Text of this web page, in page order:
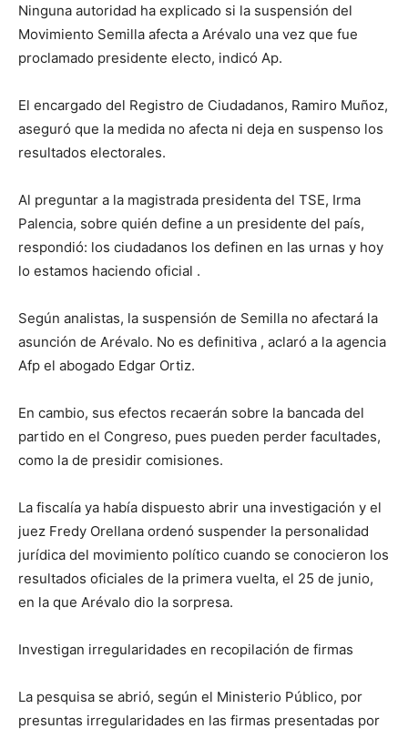
Ninguna autoridad ha explicado si la suspensión del
Movimiento Semilla afecta a Arévalo una vez que fue
proclamado presidente electo, indicó Ap.
El encargado del Registro de Ciudadanos, Ramiro Muñoz,
aseguró que la medida no afecta ni deja en suspenso los
resultados electorales.
Al preguntar a la magistrada presidenta del TSE, Irma
Palencia, sobre quién define a un presidente del país,
respondió: los ciudadanos los definen en las urnas y hoy
lo estamos haciendo oficial .
Según analistas, la suspensión de Semilla no afectará la
asunción de Arévalo. No es definitiva , aclaró a la agencia
Afp el abogado Edgar Ortiz.
En cambio, sus efectos recaerán sobre la bancada del
partido en el Congreso, pues pueden perder facultades,
como la de presidir comisiones.
La fiscalía ya había dispuesto abrir una investigación y el
juez Fredy Orellana ordenó suspender la personalidad
jurídica del movimiento político cuando se conocieron los
resultados oficiales de la primera vuelta, el 25 de junio,
en la que Arévalo dio la sorpresa.
Investigan irregularidades en recopilación de firmas
La pesquisa se abrió, según el Ministerio Público, por
presuntas irregularidades en las firmas presentadas por